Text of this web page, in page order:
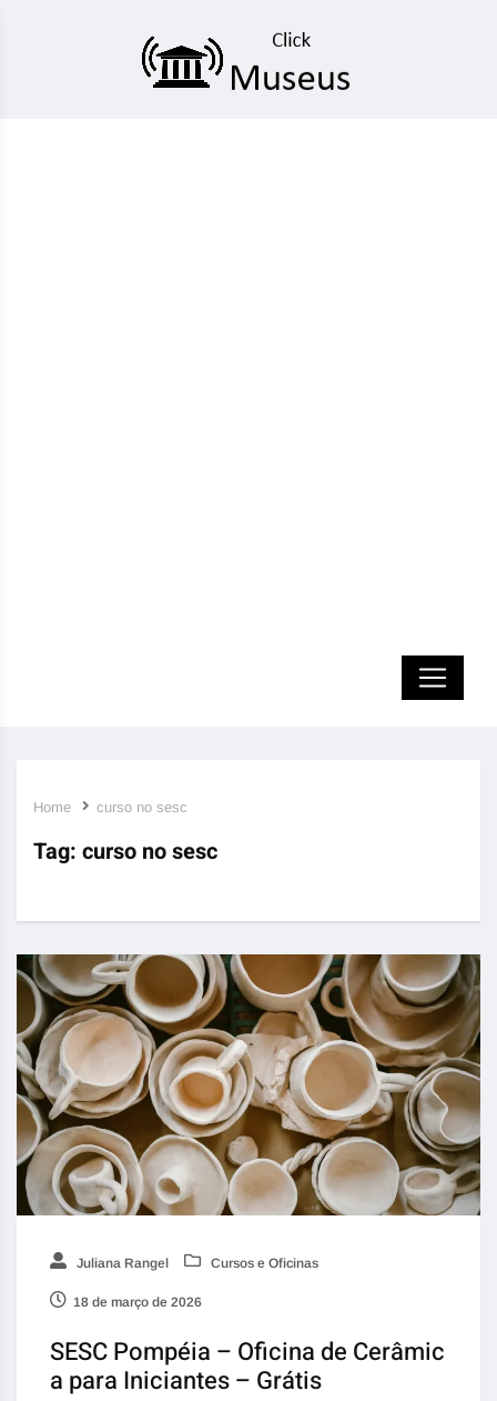
Home curso no sesc
Tag: curso no sesc
Juliana Rangel Cursos e Oficinas
18 de março de 2026
SESC Pompéia – Oficina de Cerâmic
a para Iniciantes – Grátis